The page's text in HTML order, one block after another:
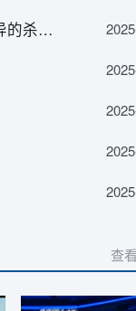
纳米农药-天然纳米载体 I 环保型纳米配方赋予商业化杀菌剂优异的杀虫活性
查